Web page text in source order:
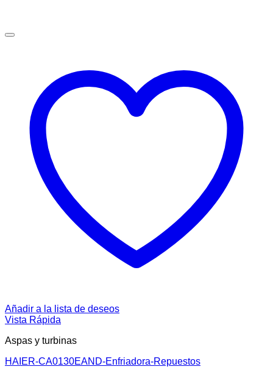
Añadir a la lista de deseos
Vista Rápida
Aspas y turbinas
HAIER-CA0130EAND-Enfriadora-Repuestos